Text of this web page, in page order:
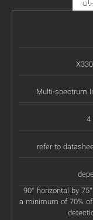
Multi-spectrum
refer to
90° horizontal by
a minimum of 70%